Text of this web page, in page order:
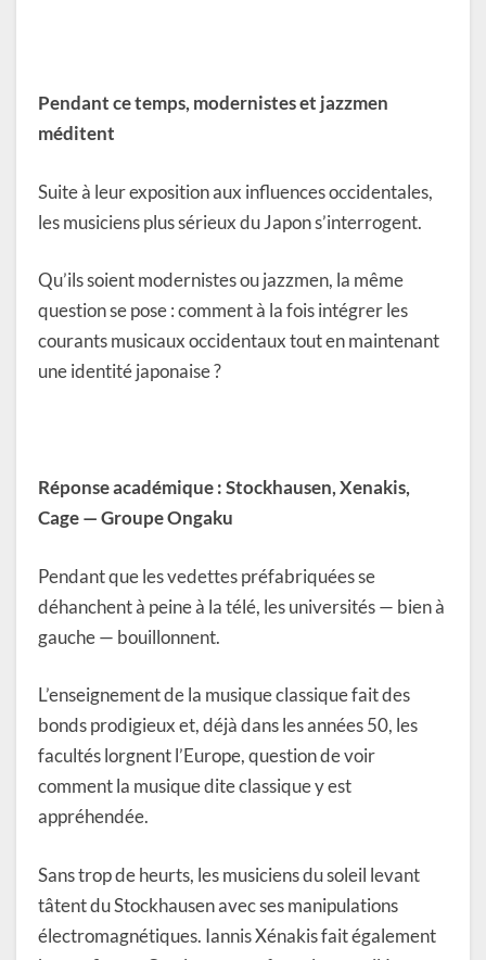
Pendant ce temps, modernistes et jazzmen
méditent
Suite à leur exposition aux influences occidentales,
les musiciens plus sérieux du Japon s’interrogent.
Qu’ils soient modernistes ou jazzmen, la même
question se pose : comment à la fois intégrer les
courants musicaux occidentaux tout en maintenant
une identité japonaise ?
Réponse académique : Stockhausen, Xenakis,
Cage — Groupe Ongaku
Pendant que les vedettes préfabriquées se
déhanchent à peine à la télé, les universités — bien à
gauche — bouillonnent.
L’enseignement de la musique classique fait des
bonds prodigieux et, déjà dans les années 50, les
facultés lorgnent l’Europe, question de voir
comment la musique dite classique y est
appréhendée.
Sans trop de heurts, les musiciens du soleil levant
tâtent du Stockhausen avec ses manipulations
électromagnétiques. Iannis Xénakis fait également